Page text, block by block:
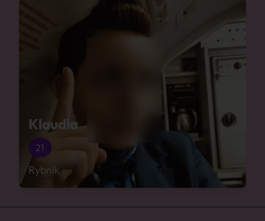
Klaudia
21
Rybnik